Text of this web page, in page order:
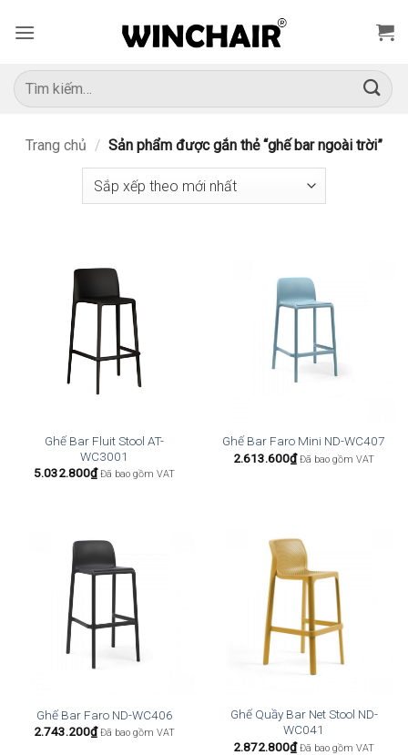
qua
dung
Tìm
kiếm:
Trang chủ / Sản phẩm được gắn thẻ “ghế bar ngoài trời”
Ghế Bar Fluit Stool AT-
WC3001
5.032.800₫ Đã bao gồm VAT
Ghế Bar Faro Mini ND-WC407
2.613.600₫ Đã bao gồm VAT
Ghế Bar Faro ND-WC406
2.743.200₫ Đã bao gồm VAT
Ghế Quầy Bar Net Stool ND-
WC041
2.872.800₫ Đã bao gồm VAT